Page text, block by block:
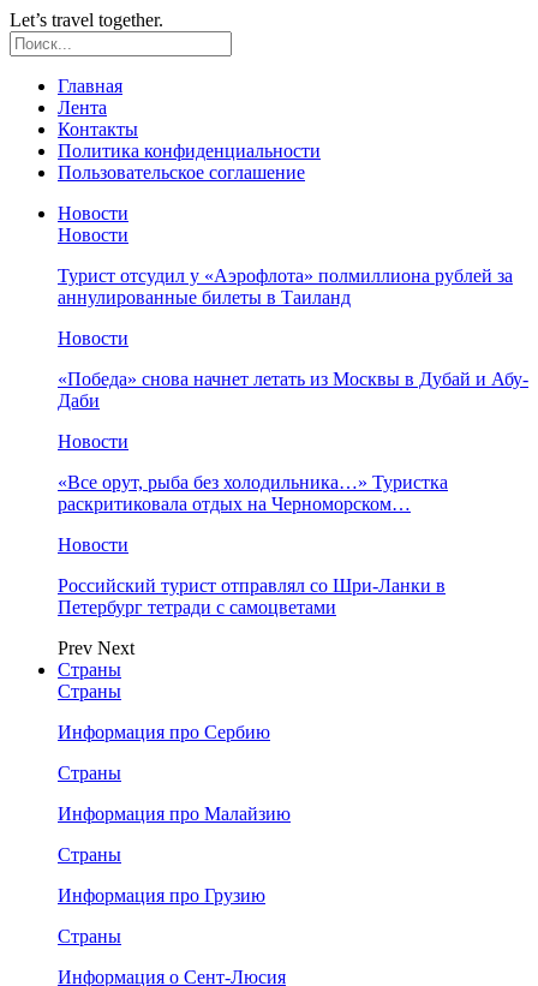
Let’s travel together.
Главная
Лента
Контакты
Политика конфиденциальности
Пользовательское соглашение
Новости
Новости
Турист отсудил у «Аэрофлота» полмиллиона рублей за
аннулированные билеты в Таиланд
Новости
«Победа» снова начнет летать из Москвы в Дубай и Абу-
Даби
Новости
«Все орут, рыба без холодильника…» Туристка
раскритиковала отдых на Черноморском…
Новости
Российский турист отправлял со Шри-Ланки в
Петербург тетради с самоцветами
Prev Next
Страны
Страны
Информация про Сербию
Страны
Информация про Малайзию
Страны
Информация про Грузию
Страны
Информация о Сент-Люсия